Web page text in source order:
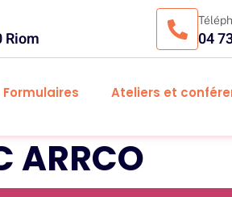
Riom 04
Formulaires Ateliers et
ARRCO